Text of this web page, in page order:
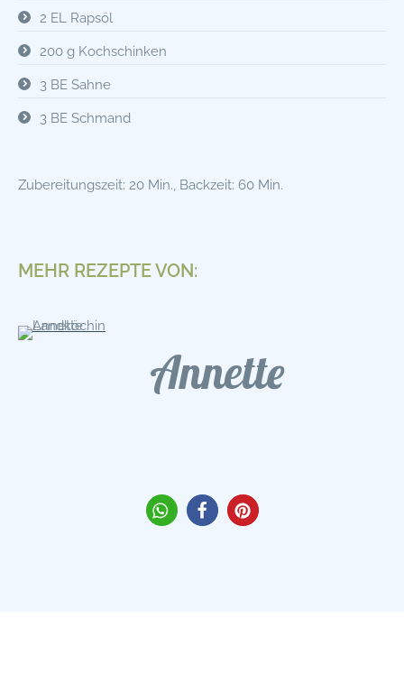
2 EL Rapsöl
200 g Kochschinken
3 BE Sahne
3 BE Schmand
Zubereitungszeit: 20 Min., Backzeit: 60 Min.
MEHR REZEPTE VON:
Annette